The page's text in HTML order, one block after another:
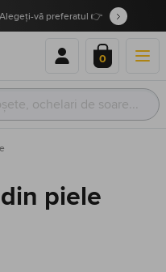
vă preferatul 👉
0
piele